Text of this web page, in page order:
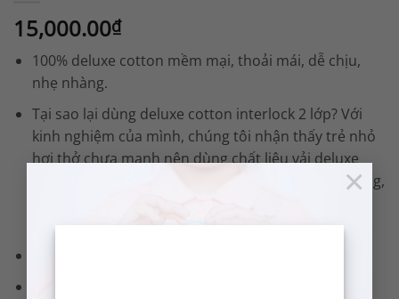
×
15,000.00₫
100% deluxe cotton mềm mại, thoải mái, dễ chịu,
nhẹ nhàng.
Tại sao lại dùng deluxe cotton interlock 2 lớp? Với
kinh nghiệm của mình, chúng tôi nhận thấy trẻ nhỏ
hơi thở chưa mạnh nên dùng chất liệu vải deluxe
interlock cotton 2 lớp vừa dày hơn vải jersey thường,
nhưng lại giúp các bé thở tốt hơn.